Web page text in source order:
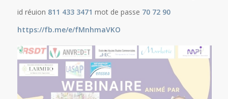
id réuion 811 433 3471 mot de passe 70 72 90
https://fb.me/e/fMnhmaVKO